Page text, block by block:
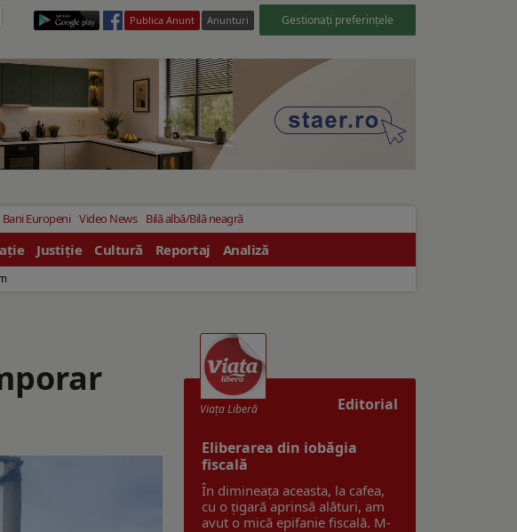
Publica Anunt Anunturi Gestionați preferințele
Bani Europeni Video News Bilă albă/Bilă neagră
Justiție Cultură Reportaj Analiză
Editorial
Viaţa Liberă
Eliberarea din iobăgia
fiscală
În dimineața aceasta, la cafea,
cu o țigară aprinsă alături, am
avut o mică epifanie fiscală. M-